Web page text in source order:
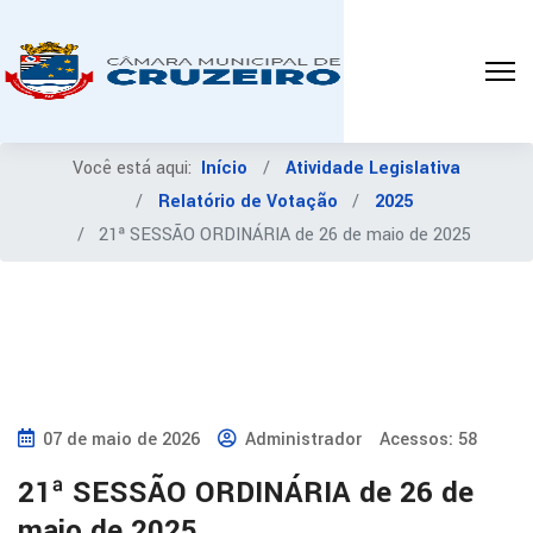
Você está aqui: Início
Atividade Legislativa
Relatório de Votação
2025
21ª SESSÃO ORDINÁRIA de 26 de maio de 2025
07 de maio de 2026 Administrador Acessos: 58
21ª SESSÃO ORDINÁRIA de 26 de